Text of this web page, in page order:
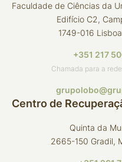
Faculdade de Ciências da
Edifício C2,
1749-016
+351 217
Chamada para a
Centro de
Quinta da
2665-150 Gradil,